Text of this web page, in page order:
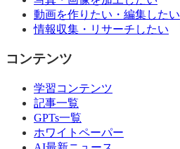
動画を作りたい・編集したい
情報収集・リサーチしたい
コンテンツ
学習コンテンツ
記事一覧
GPTs一覧
ホワイトペーパー